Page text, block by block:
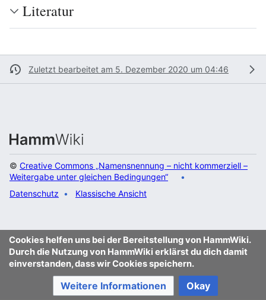
Literatur
Zuletzt bearbeitet am 5. Dezember 2020 um 04:46
Cookies helfen uns bei der Bereitstellung von HammWiki.
Durch die Nutzung von HammWiki erklärst du dich damit
einverstanden, dass wir Cookies speichern.
Weitere Informationen Okay
© Creative Commons „Namensnennung – nicht kommerziell –
Weitergabe unter gleichen Bedingungen“
Datenschutz
Klassische Ansicht